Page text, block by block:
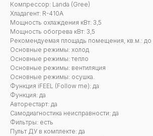
Компрессор: Landa (Gree)
Хладагент: R-410A
Мощность охлаждения кВт: 3,5
Мощность обогрева кВт: 3,5
Рекомендуемая площадь помещения, кв.м.: до
Основные режимы: холод
Основные режимы: тепло
Основные режимы: вентиляция
Основные режимы: осушка.
Функция iFEEL (Follow me): да
Функция: да
Авторестарт: да
Самодиагностика неисправности: да
Фильтры: есть
Пульт ДУ в комплекте: да